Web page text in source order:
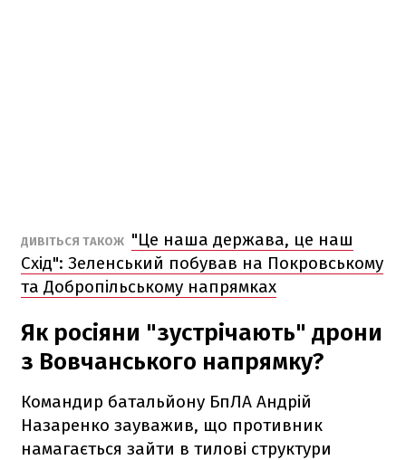
ДИВІТЬСЯ ТАКОЖ "Це наша держава, це наш
Схід": Зеленський побував на Покровському
та Добропільському напрямках
Як росіяни "зустрічають" дрони
з Вовчанського напрямку?
Командир батальйону БпЛА Андрій
Назаренко зауважив, що противник
намагається зайти в тилові структури